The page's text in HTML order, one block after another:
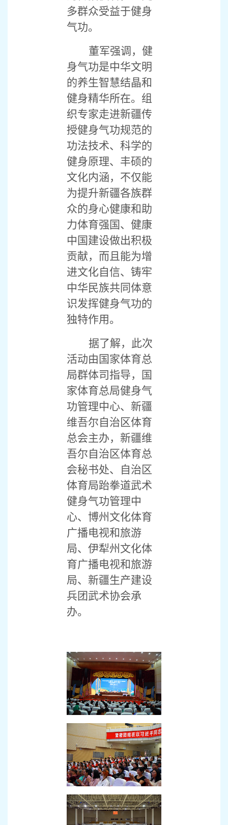
多群众受益于健身
气功。
董军强调，健
身气功是中华文明
的养生智慧结晶和
健身精华所在。组
织专家走进新疆传
授健身气功规范的
功法技术、科学的
健身原理、丰硕的
文化内涵，不仅能
为提升新疆各族群
众的身心健康和助
力体育强国、健康
中国建设做出积极
贡献，而且能为增
进文化自信、铸牢
中华民族共同体意
识发挥健身气功的
独特作用。
据了解，此次
活动由国家体育总
局群体司指导，国
家体育总局健身气
功管理中心、新疆
维吾尔自治区体育
总会主办，新疆维
吾尔自治区体育总
会秘书处、自治区
体育局跆拳道武术
健身气功管理中
心、博州文化体育
广播电视和旅游
局、伊犁州文化体
育广播电视和旅游
局、新疆生产建设
兵团武术协会承
办。